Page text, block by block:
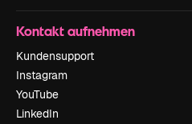
Kontakt aufnehmen
Kundensupport
Instagram
YouTube
LinkedIn